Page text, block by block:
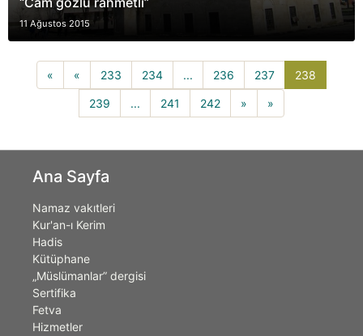
11 Ağustos 2015
« « 233 234 ... 236 237 238
239 ... 241 242 » »
Ana Sayfa
Namaz vakıtleri
Kur'an-ı Kerim
Hadis
Kütüphane
„Müslümanlar” dergisi
Sertifika
Fetva
Hizmetler